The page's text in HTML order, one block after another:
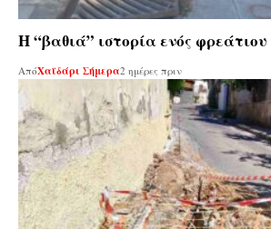
Η “βαθιά” ιστορία ενός φρεάτιου
ΑπόΧαϊδάρι Σήμερα2 ημέρες πριν